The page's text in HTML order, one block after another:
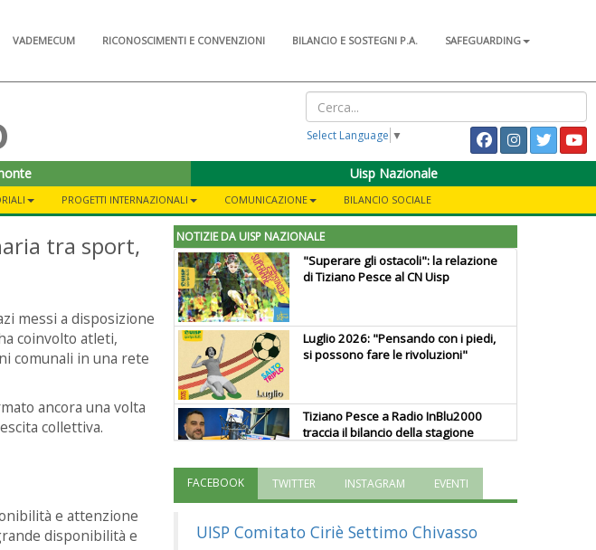
VADEMECUM RICONOSCIMENTI E CONVENZIONI BILANCIO E SOSTEGNI P.A.
SAFEGUARDING
Select Language ▼
Uisp Nazionale
PROGETTI INTERNAZIONALI COMUNICAZIONE BILANCIO SOCIALE
tra sport,
messi a disposizione
coinvolto atleti,
comunali in una rete
ancora una volta
collettiva.
e attenzione
disponibilità e
NOTIZIE DA UISP NAZIONALE
"Superare gli ostacoli": la relazione
di Tiziano Pesce al CN Uisp
Luglio 2026: "Pensando con i piedi,
si possono fare le rivoluzioni"
Tiziano Pesce a Radio InBlu2000
traccia il bilancio della stagione
FACEBOOK TWITTER INSTAGRAM EVENTI
UISP Comitato Ciriè Settimo Chivasso